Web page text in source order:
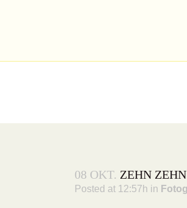
08 OKT. ZEHN ZEHN
Posted at 12:57h in